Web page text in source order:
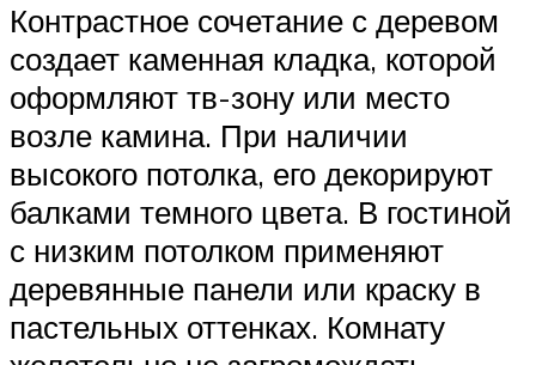
Контрастное сочетание с деревом
создает каменная кладка, которой
оформляют тв-зону или место
возле камина. При наличии
высокого потолка, его декорируют
балками темного цвета. В гостиной
с низким потолком применяют
деревянные панели или краску в
пастельных оттенках. Комнату